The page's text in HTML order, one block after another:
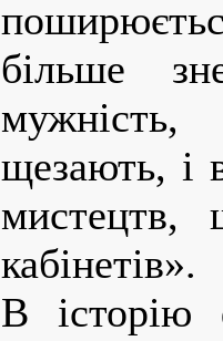
більше
щезають, і
кабінетів».
В історію